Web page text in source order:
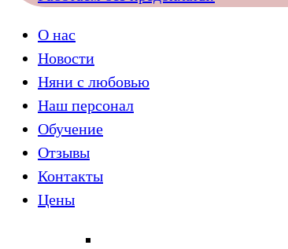
О нас
Новости
Няни с любовью
Наш персонал
Обучение
Отзывы
Контакты
Цены